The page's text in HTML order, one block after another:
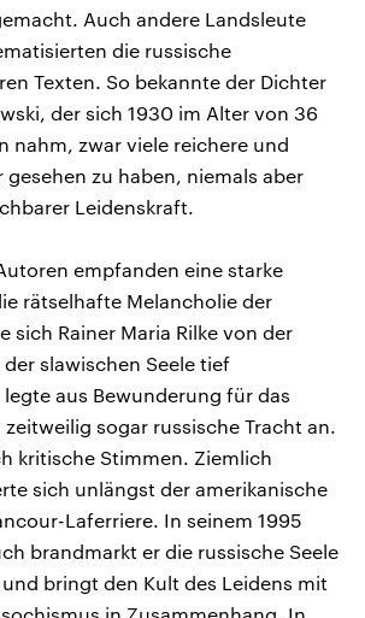
Auch andere Landsleute
die russische
Texten. So bekannte der Dichter
der sich 1930 im Alter von 36
nahm, zwar viele reichere und
gesehen zu haben, niemals aber
Leidenskraft.
empfanden eine starke
rätselhafte Melancholie der
sich Rainer Maria Rilke von der
slawischen Seele tief
aus Bewunderung für das
zeitweilig sogar russische Tracht an.
kritische Stimmen. Ziemlich
sich unlängst der amerikanische
Laferriere. In seinem 1995
brandmarkt er die russische Seele
und bringt den Kult des Leidens mit